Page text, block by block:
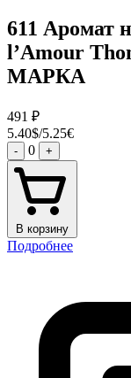
611 Аромат
l’Amour
МАРКА
491 ₽
5.40$/5.25€
- 0 +
В корзину
Подробнее